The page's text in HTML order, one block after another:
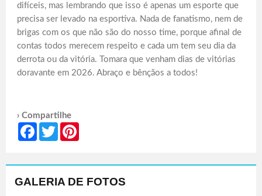
difíceis, mas lembrando que isso é apenas um esporte que
precisa ser levado na esportiva. Nada de fanatismo, nem de
brigas com os que não são do nosso time, porque afinal de
contas todos merecem respeito e cada um tem seu dia da
derrota ou da vitória. Tomara que venham dias de vitórias
doravante em 2026. Abraço e bênçãos a todos!
› Compartilhe
Facebook
Twitter
GALERIA DE FOTOS